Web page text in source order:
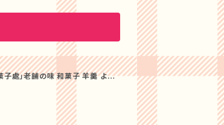
### 【特別なシ
す。冷凍庫に常備しておくこ
に最適です。特別な瞬間を
回 全国菓子大博覧会で「名誉
代表銘菓「大阪小町」 第26
統の和菓子です。厳選した素
な風味と滑らかな口どけが特
の際のお土産としてもご好評
處」老舗の味 和菓子 羊羹 よう